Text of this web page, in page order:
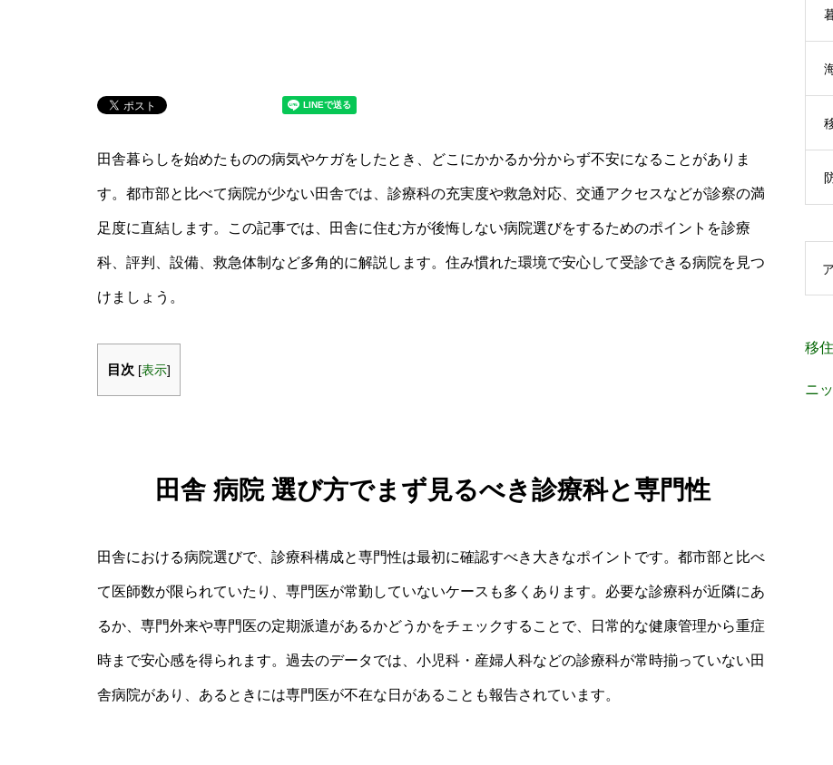
田舎暮らしを始めたものの病気やケガをしたとき、どこにかかるか分からず不安になることがありま
す。都市部と比べて病院が少ない田舎では、診療科の充実度や救急対応、交通アクセスなどが診察の満
足度に直結します。この記事では、田舎に住む方が後悔しない病院選びをするためのポイントを診療
科、評判、設備、救急体制など多角的に解説します。住み慣れた環境で安心して受診できる病院を見つ
けましょう。
目次 [表示]
田舎 病院 選び方でまず見るべき診療科と専門性
田舎における病院選びで、診療科構成と専門性は最初に確認すべき大きなポイントです。都市部と比べ
て医師数が限られていたり、専門医が常勤していないケースも多くあります。必要な診療科が近隣にあ
るか、専門外来や専門医の定期派遣があるかどうかをチェックすることで、日常的な健康管理から重症
時まで安心感を得られます。過去のデータでは、小児科・産婦人科などの診療科が常時揃っていない田
舎病院があり、あるときには専門医が不在な日があることも報告されています。
移
ニ